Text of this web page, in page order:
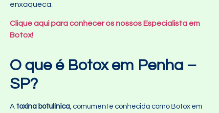
enxaqueca.
Clique aqui para conhecer os nossos Especialista em
Botox!
O que é Botox em Penha –
SP?
A toxina botulínica, comumente conhecida como Botox em